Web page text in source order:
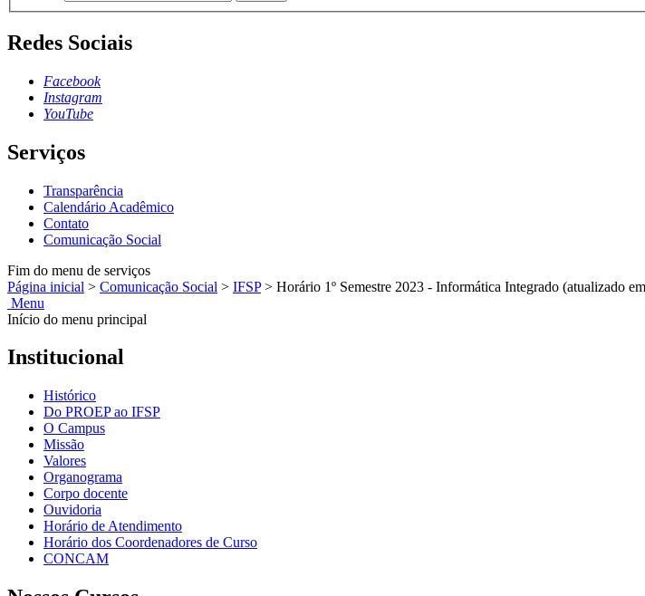
Redes Sociais
Facebook
Instagram
YouTube
Serviços
Transparência
Calendário Acadêmico
Contato
Comunicação Social
Fim do menu de serviços
Página inicial > Comunicação Social > IFSP > Horário 1º Semestre 2023 - Informática Integrado (atualizado
Menu
Início do menu principal
Institucional
Histórico
Do PROEP ao IFSP
O Campus
Missão
Valores
Organograma
Corpo docente
Ouvidoria
Horário de Atendimento
Horário dos Coordenadores de Curso
CONCAM